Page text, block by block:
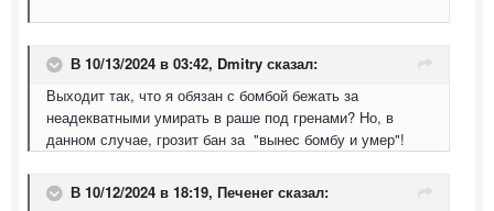
В 10/13/2024 в 03:42, Dmitry сказал:
Выходит так, что я обязан с бомбой бежать за
неадекватными умирать в раше под гренами? Но, в
данном случае, грозит бан за "вынес бомбу и умер"!
В 10/12/2024 в 18:19, Печенег сказал: